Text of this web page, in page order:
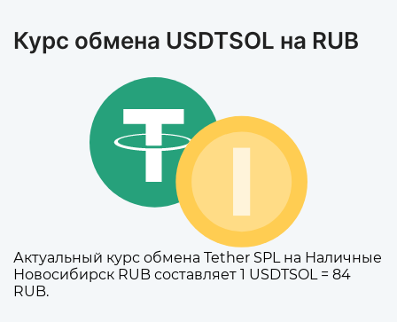
Курс обмена USDTSOL на RUB
Актуальный курс обмена Tether SPL на Наличные
Новосибирск RUB составляет 1 USDTSOL = 84
RUB.